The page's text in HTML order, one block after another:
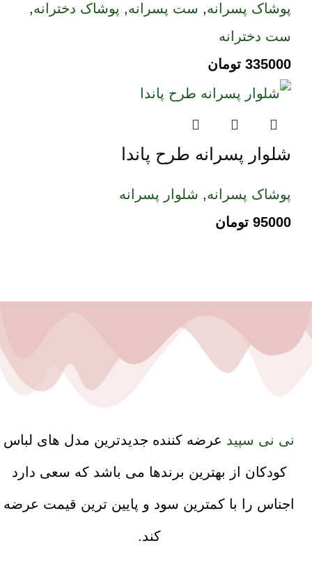
پوشاک پسرانه, ست پسرانه, پوشاک دخترانه,
ست دخترانه
335000 تومان
شلوار پسرانه طرح پاندا
پوشاک پسرانه, شلوار پسرانه
95000 تومان
نی نی سپید عرضه کننده جدیدترین مدل های لباس
کودکان از بهترین برندها می باشد که سعی دارد
اجناس را با کمترین سود و پایین ترین قیمت عرضه
کند.